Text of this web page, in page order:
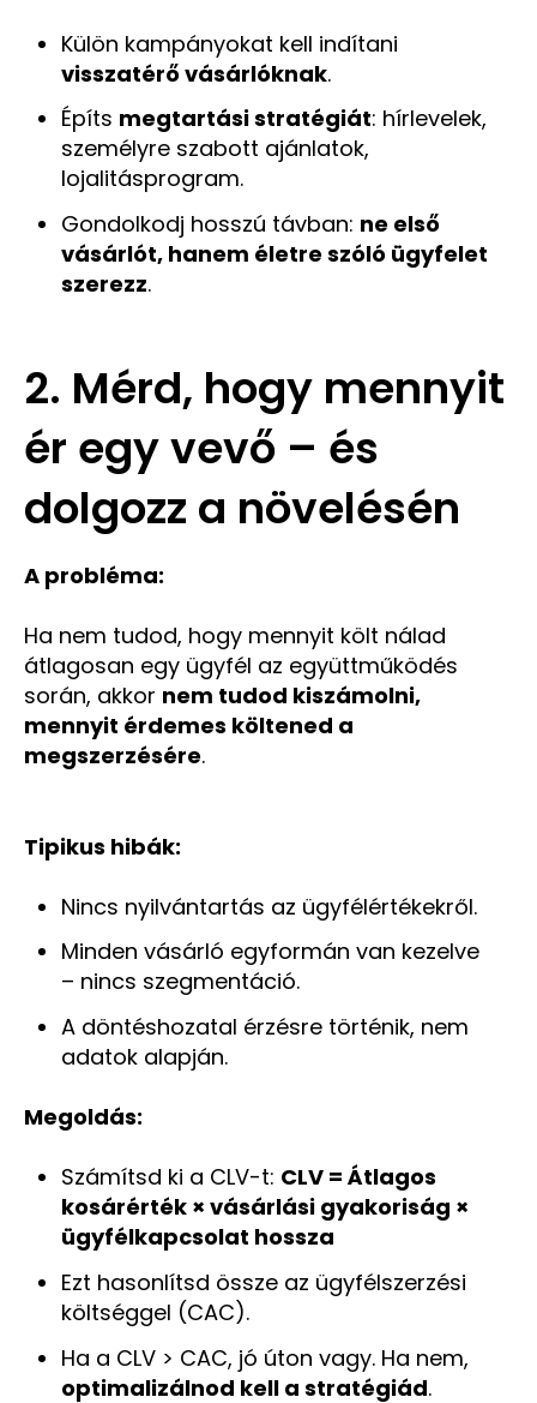
Külön kampányokat kell indítani
visszatérő vásárlóknak.
Építs megtartási stratégiát: hírlevelek,
személyre szabott ajánlatok,
lojalitásprogram.
Gondolkodj hosszú távban: ne első
vásárlót, hanem életre szóló ügyfelet
szerezz.
2. Mérd, hogy mennyit
ér egy vevő – és
dolgozz a növelésén
A probléma:
Ha nem tudod, hogy mennyit költ nálad
átlagosan egy ügyfél az együttműködés
során, akkor nem tudod kiszámolni,
mennyit érdemes költened a
megszerzésére.
Tipikus hibák:
Nincs nyilvántartás az ügyfélértékekről.
Minden vásárló egyformán van kezelve
– nincs szegmentáció.
A döntéshozatal érzésre történik, nem
adatok alapján.
Megoldás:
Számítsd ki a CLV-t: CLV = Átlagos
kosárérték × vásárlási gyakoriság ×
ügyfélkapcsolat hossza
Ezt hasonlítsd össze az ügyfélszerzési
költséggel (CAC).
Ha a CLV > CAC, jó úton vagy. Ha nem,
optimalizálnod kell a stratégiád.